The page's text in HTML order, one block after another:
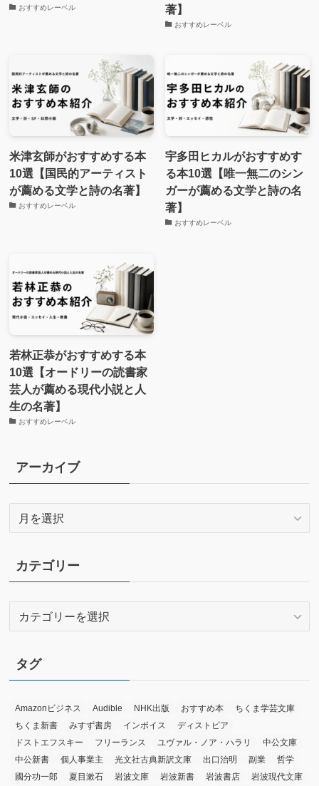
おすすめレーベル
著】
おすすめレーベル
米津玄師がおすすめする本
10選【国民的アーティスト
が薦める文学と詩の名著】
おすすめレーベル
宇多田ヒカルがおすすめす
る本10選【唯一無二のシン
ガーが薦める文学と詩の名
著】
おすすめレーベル
若林正恭がおすすめする本
10選【オードリーの読書家
芸人が薦める現代小説と人
生の名著】
おすすめレーベル
アーカイブ
イ
ブ
カテゴリー
リ
ー
タグ
Amazonビジネス Audible NHK出版 おすすめ本
ちくま学芸文庫
ちくま新書
みすず書房 インボイス
ディストピア
ドストエフスキー
フリーランス ユヴァル・ノア・ハラリ
中公文庫
中公新書
個人事業主 光文社古典新訳文庫 出口治明 副業
哲学
國分功一郎
夏目漱石 岩波文庫 岩波新書 岩波書店 岩波現代文庫